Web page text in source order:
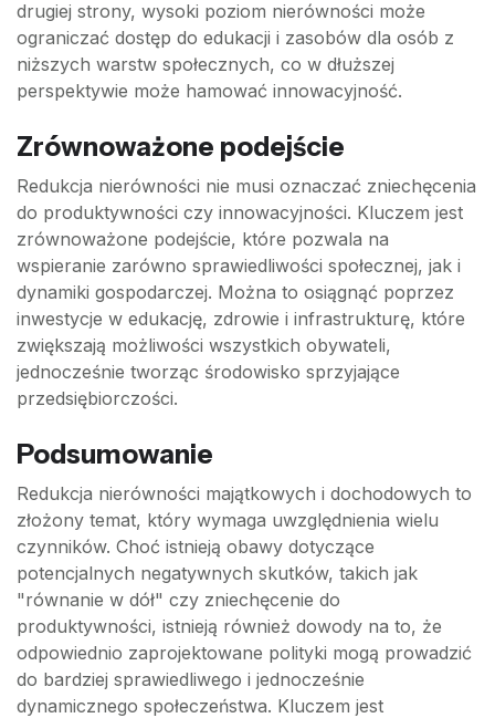
drugiej strony, wysoki poziom nierówności może
ograniczać dostęp do edukacji i zasobów dla osób z
niższych warstw społecznych, co w dłuższej
perspektywie może hamować innowacyjność.
Zrównoważone podejście
Redukcja nierówności nie musi oznaczać zniechęcenia
do produktywności czy innowacyjności. Kluczem jest
zrównoważone podejście, które pozwala na
wspieranie zarówno sprawiedliwości społecznej, jak i
dynamiki gospodarczej. Można to osiągnąć poprzez
inwestycje w edukację, zdrowie i infrastrukturę, które
zwiększają możliwości wszystkich obywateli,
jednocześnie tworząc środowisko sprzyjające
przedsiębiorczości.
Podsumowanie
Redukcja nierówności majątkowych i dochodowych to
złożony temat, który wymaga uwzględnienia wielu
czynników. Choć istnieją obawy dotyczące
potencjalnych negatywnych skutków, takich jak
"równanie w dół" czy zniechęcenie do
produktywności, istnieją również dowody na to, że
odpowiednio zaprojektowane polityki mogą prowadzić
do bardziej sprawiedliwego i jednocześnie
dynamicznego społeczeństwa. Kluczem jest